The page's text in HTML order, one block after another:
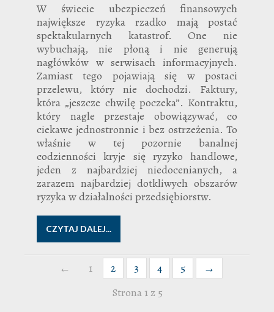
W świecie ubezpieczeń finansowych
największe ryzyka rzadko mają postać
spektakularnych katastrof. One nie
wybuchają, nie płoną i nie generują
nagłówków w serwisach informacyjnych.
Zamiast tego pojawiają się w postaci
przelewu, który nie dochodzi. Faktury,
która „jeszcze chwilę poczeka”. Kontraktu,
który nagle przestaje obowiązywać, co
ciekawe jednostronnie i bez ostrzeżenia. To
właśnie w tej pozornie banalnej
codzienności kryje się ryzyko handlowe,
jeden z najbardziej niedocenianych, a
zarazem najbardziej dotkliwych obszarów
ryzyka w działalności przedsiębiorstw.
CZYTAJ DALEJ...
← 1 2 3 4 5
→
Strona 1 z 5